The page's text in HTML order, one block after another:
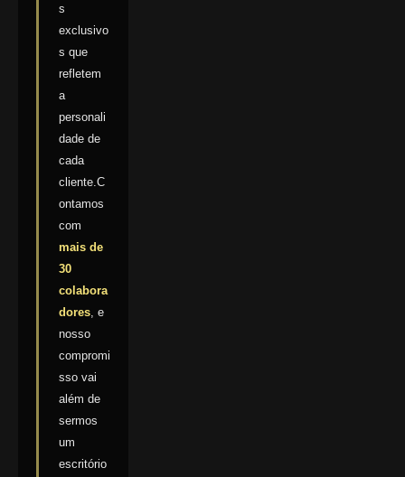
s
exclusivo
s que
refletem
a
personali
dade de
cada
cliente.C
ontamos
com
mais de
30
colabora
dores , e
nosso
compromi
sso vai
além de
sermos
um
escritório